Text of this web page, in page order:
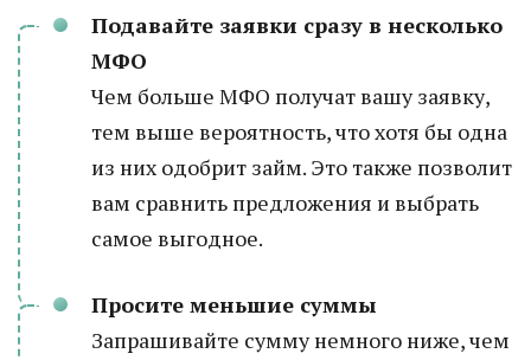
Подавайте заявки сразу в несколько
МФО
Чем больше МФО получат вашу заявку,
тем выше вероятность, что хотя бы одна
из них одобрит займ. Это также позволит
вам сравнить предложения и выбрать
самое выгодное.
Просите меньшие суммы
Запрашивайте сумму немного ниже, чем